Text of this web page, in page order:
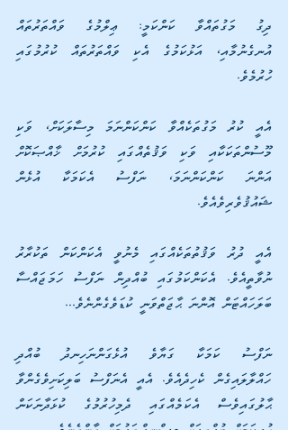
ހުރުމެވެ.
މޫސުންތަކަކާއި ވަކި ވަޤުތެއްގައި ކުރުމަށް ޚާއްޞަކޮށް
އަންނަ ކަންކަންނަމަ، ނަފްސު އެކަމަކާ އުޅެން
ޝައުޤުވެރިވެއެވެ.
އެއީ ދުރު ވަޤުތުތަކެއްގައި މެނުވީ އެކަންކަން ތަކުރާރު
ބަލަހައްޓަން އޮންނަ ޙާޖަތްވަނީ ކުޑަވެގެންނެވެ...
ނަފްސު ކަމަކާ ގަޔާވެ އުޅެގަންނަހިނދު ބުއްދި
ހައްލާލައިގެން ކެހިދެއެވެ. އެއީ އެނަފްސު ބަލިކަށިވެގެންވާ
ޙާލުގައިވެސް އެކަމެއްގައި ދެމިހުރުމުގެ ކުޅަދާނަކަން